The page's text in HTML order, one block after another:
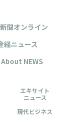
聞オンライン
経ニュース
NEWS
エキサイト
ニュース
現代ビジネス